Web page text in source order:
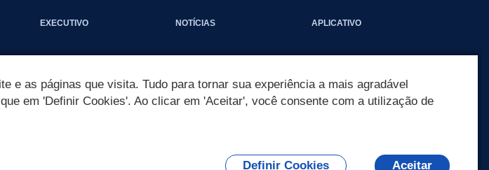
EXECUTIVO NOTÍCIAS APLICATIVO
e as páginas que visita. Tudo para tornar sua experiência a mais agradável
em 'Definir Cookies'. Ao clicar em 'Aceitar', você consente com a utilização de
Definir Cookies Aceitar